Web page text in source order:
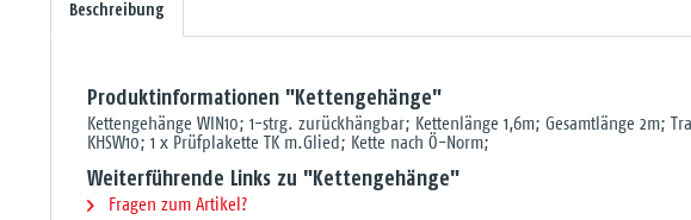
Beschreibung
Produktinformationen "Kettengehänge"
Kettengehänge WIN10; 1-strg. zurückhängbar; Kettenlänge 1,6m; Gesamtlänge 2m;
KHSW10; 1 x Prüfplakette TK m.Glied; Kette nach Ö-Norm;
Weiterführende Links zu "Kettengehänge"
Fragen zum Artikel?